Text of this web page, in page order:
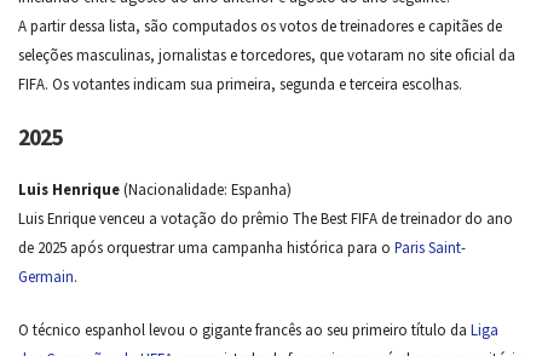
A partir dessa lista, são computados os votos de treinadores e capitães de
seleções masculinas, jornalistas e torcedores, que votaram no site oficial da
FIFA. Os votantes indicam sua primeira, segunda e terceira escolhas.
2025
Luis Henrique(Nacionalidade: Espanha)
Luis Enrique venceu a votação do prêmio The Best FIFA de treinador do ano
de 2025 após orquestrar uma campanha histórica para o Paris Saint-
Germain.
O técnico espanhol levou o gigante francês ao seu primeiro título da Liga